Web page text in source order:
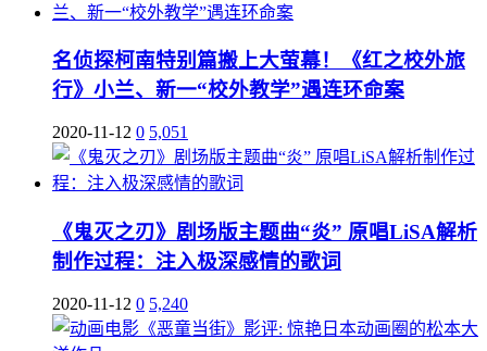
名侦探柯南特别篇搬上大萤幕！《红之校外旅
行》小兰、新一“校外教学”遇连环命案
2020-11-12 0 5,051
《鬼灭之刃》剧场版主题曲“炎” 原唱LiSA解析
制作过程：注入极深感情的歌词
2020-11-12 0 5,240